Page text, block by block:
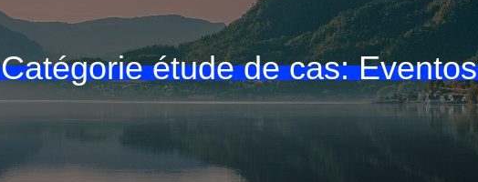
Catégorie étude de cas:Eventos